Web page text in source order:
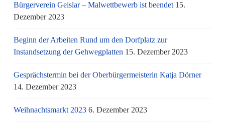
Bürgerverein Geislar – Malwettbewerb ist beendet 15.
Dezember 2023
Beginn der Arbeiten Rund um den Dorfplatz zur
Instandsetzung der Gehwegplatten 15. Dezember 2023
Gesprächstermin bei der Oberbürgermeisterin Katja Dörner
14. Dezember 2023
Weihnachtsmarkt 2023 6. Dezember 2023